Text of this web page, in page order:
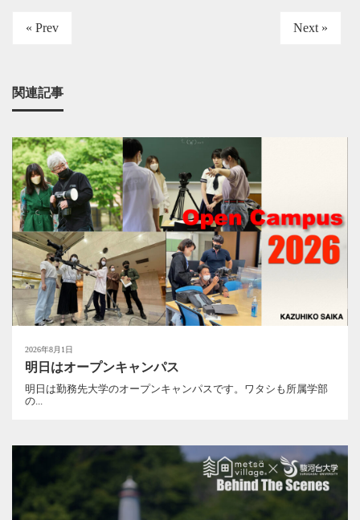
« Prev Next »
関連記事
2026年8月1日
明日はオープンキャンパス
明日は勤務先大学のオープンキャンパスです。ワタシも所属学部
の...